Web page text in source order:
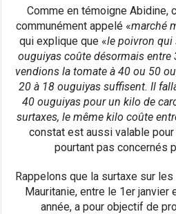
Comme en témoigne Abidine,
communément appelé «marché
qui explique que «le poivron qui
ouguiyas coûte désormais
vendions la tomate à 40 ou 50
20 à 18 ouguiyas suffisent. Il
40 ouguiyas pour un kilo de
surtaxes, le même kilo coûte
constat est aussi valable
pourtant pas concernés
Rappelons que la surtaxe sur
Mauritanie, entre le 1er janvier
année, a pour objectif de